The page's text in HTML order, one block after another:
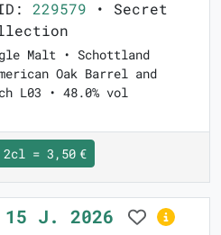
229579 • Secret
Malt • Schottland
Oak Barrel and
L03 • 48.0% vol
2cl = 3,50 €
J. 2026